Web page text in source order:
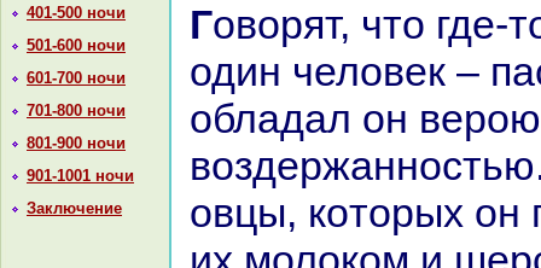
401-500 ночи
501-600 ночи
601-700 ночи
701-800 ночи
801-900 ночи
901-1001 ночи
Заключение
Говорят, что где-то в гоpaх жил
один человек –
обладал он
овцы, кoторых он